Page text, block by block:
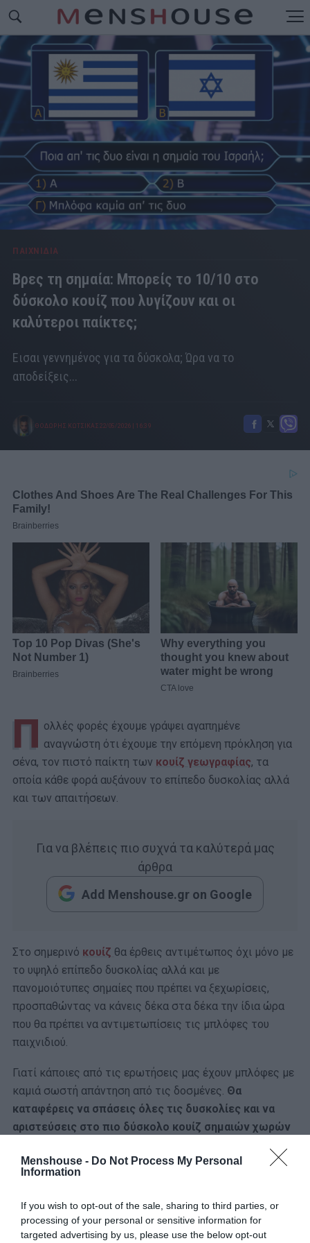
Menshouse - Do Not Process My Personal
Information
If you wish to opt-out of the sale, sharing to third parties, or
processing of your personal or sensitive information for
targeted advertising by us, please use the below opt-out
ΠΑΙΧΝΙΔΙΑ
Βρες τη σημαία: Μπορείς το 10/10 στο
δύσκολο κουίζ που λυγίζουν και οι
καλύτεροι παίκτες;
Εισαι γεννημένος για τα δύσκολα; Ώρα να το
αποδείξεις...
ΘΟΔΩΡΗΣ ΚΩΤΣΙΚΑΣ 22/05/2026 16:39
Π ολλές φορές έχουμε γράψει αγαπημένε
αναγνώστη ότι έχουμε την επόμενη πρόκληση για
σένα, τον πιστό παίκτη των κουίζ γεωγραφίας, τα
οποία κάθε φορά αυξάνουν το επίπεδο δυσκολίας αλλά
και των απαιτήσεων.
Για να βλέπεις πιο συχνά τα καλύτερά μας
άρθρα
Add Menshouse.gr on Google
Στο σημερινό κουίζ θα έρθεις αντιμέτωπος όχι μόνο με
το υψηλό επίπεδο δυσκολίας αλλά και με
πανομοιότυπες σημαίες που πρέπει να ξεχωρίσεις,
προσπαθώντας να κάνεις δέκα στα δέκα την ίδια ώρα
που θα πρέπει να αντιμετωπίσεις τις μπλόφες του
παιχνιδιού.
Γιατί κάποιες από τις ερωτήσεις μας έχουν μπλόφες με
καμιά σωστή απάντηση από τις δοσμένες. Θα
καταφέρεις να σπάσεις όλες τις δυσκολίες και να
αριστεύσεις στο πιο δύσκολο κουίζ σημαιών χωρών